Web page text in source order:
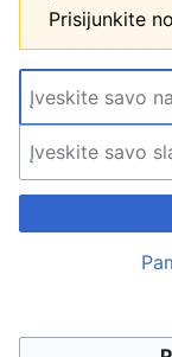
Prisijunkite